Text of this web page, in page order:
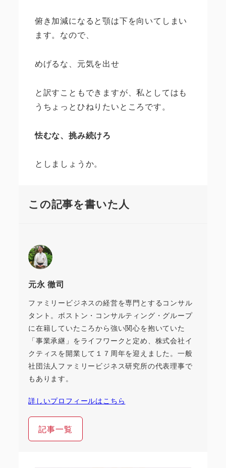
俯き加減になると顎は下を向いてしまい
ます。なので、
めげるな、元気を出せ
と訳すこともできますが、私としてはも
うちょっとひねりたいところです。
怯むな、挑み続けろ
としましょうか。
この記事を書いた人
元永 徹司
ファミリービジネスの経営を専門とするコンサル
タント。ボストン・コンサルティング・グループ
に在籍していたころから強い関心を抱いていた
「事業承継」をライフワークと定め、株式会社イ
クティスを開業して１７周年を迎えました。一般
社団法人ファミリービジネス研究所の代表理事で
もあります。
詳しいプロフィールはこちら
記事一覧